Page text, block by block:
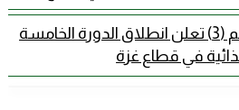
عملية الفارس الشهم (3) تعلن انطلاق الدورة الخامسة
في قطاع غزة